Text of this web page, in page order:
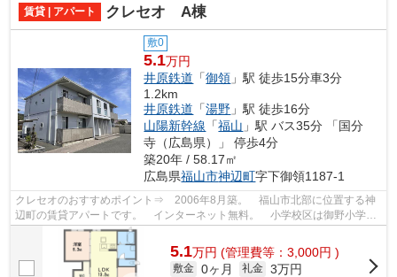
賃貸 | アパート クレセオ A棟
敷0
5.1万円
井原鉄道 「御領 」駅 徒歩15分車3分
1.2km
井原鉄道 「湯野 」駅 徒歩16分
山陽新幹線 「福山 」駅 バス35分 「国分
寺（広島県）」 停歩4分
築20年 / 58.17㎡
広島県福山市神辺町字下御領1187-1
クレセオのおすすめポイント⇒ 2006年8月築。 福山市北部に位置する神
辺町の賃貸アパートです。 インターネット無料。 小学校区は御野小学校
です！ 徒歩約10分のところにはコンビ...
5.1万円 (管理費等：3,000円 )
敷金 0ヶ月 礼金 3万円